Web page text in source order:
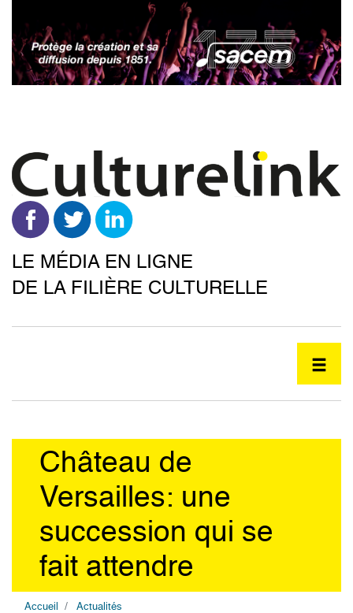
contenu
principal
LE MÉDIA EN LIGNE
DE LA FILIÈRE CULTURELLE
Château de
Versailles: une
succession qui se
fait attendre
Accueil Actualités